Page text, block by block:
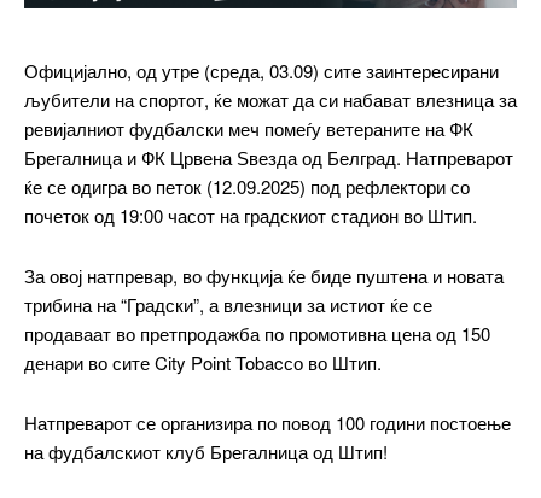
━ pricing plans
Free
бесплатно
ИЗБЕРЕТЕ ПЛАН
Официјално, од утре (среда, 03.09) сите заинтересирани
љубители на спортот, ќе можат да си набават влезница за
ревијалниот фудбалски меч помеѓу ветераните на ФК
Брегалница и ФК Црвена Ѕвезда од Белград. Натпреварот
ќе се одигра во петок (12.09.2025) под рефлектори со
почеток од 19:00 часот на градскиот стадион во Штип.
За овој натпревар, во функција ќе биде пуштена и новата
трибина на “Градски”, а влезници за истиот ќе се
продаваат во претпродажба по промотивна цена од 150
денари во сите City Point Tobacсо во Штип.
Натпреварот се организира по повод 100 години постоење
на фудбалскиот клуб Брегалница од Штип!